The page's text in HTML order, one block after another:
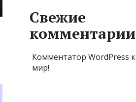
Свежие
комментарии
Комментатор WordPress к
мир!